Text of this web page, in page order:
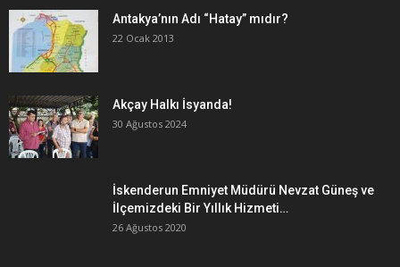
Antakya’nın Adı “Hatay” mıdır?
22 Ocak 2013
Akçay Halkı İsyanda!
30 Ağustos 2024
İskenderun Emniyet Müdürü Nevzat Güneş ve
İlçemizdeki Bir Yıllık Hizmeti…
26 Ağustos 2020